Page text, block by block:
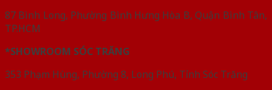
87 Bình Long, Phường Bình Hưng Hòa B, Quận Bình Tân,
TP.HCM
*SHOWROOM SÓC TRĂNG
353 Phạm Hùng, Phường 8, Long Phú, Tỉnh Sóc Trăng